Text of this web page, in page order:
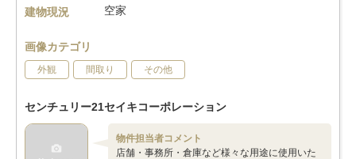
建物現況
空家
画像カテゴリ
外観 間取り その他
センチュリー21セイキコーポレーション
物件担当者コメント
店舗・事務所・倉庫など様々な用途に使用いた